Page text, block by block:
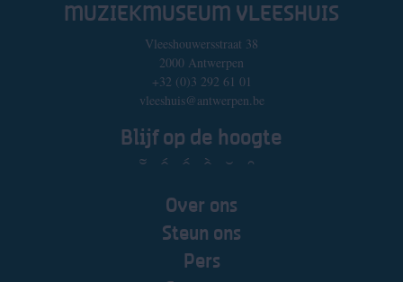
MUZIEKMUSEUM VLEESHUIS
Vleeshouwersstraat 38
2000 Antwerpen
+32 (0)3 292 61 01
vleeshuis@antwerpen.be
Blijf op de hoogte
Over ons
Steun ons
Pers